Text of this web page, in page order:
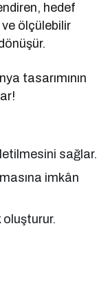
hedef
ve ölçülebilir
tasarımının
sağlar.
imkân
oluşturur.